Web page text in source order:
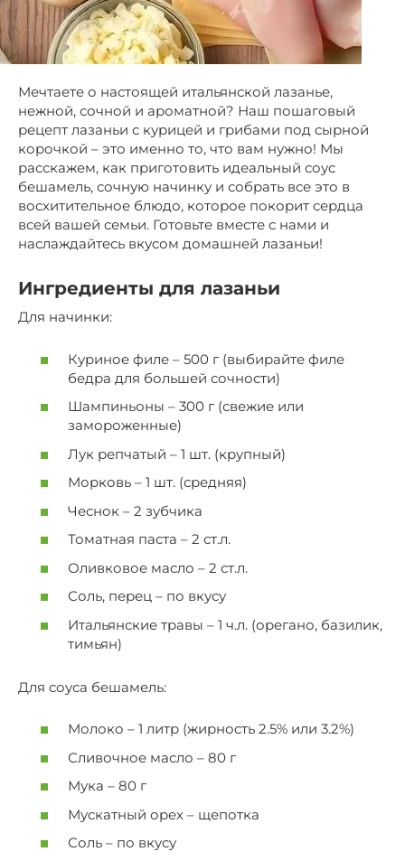
Мечтаете о настоящей итальянской лазанье,
нежной, сочной и ароматной? Наш пошаговый
рецепт лазаньи с курицей и грибами под сырной
корочкой – это именно то, что вам нужно! Мы
расскажем, как приготовить идеальный соус
бешамель, сочную начинку и собрать все это в
восхитительное блюдо, которое покорит сердца
всей вашей семьи. Готовьте вместе с нами и
наслаждайтесь вкусом домашней лазаньи!
Ингредиенты для лазаньи
Для начинки:
Куриное филе – 500 г (выбирайте филе
бедра для большей сочности)
Шампиньоны – 300 г (свежие или
замороженные)
Лук репчатый – 1 шт. (крупный)
Морковь – 1 шт. (средняя)
Чеснок – 2 зубчика
Томатная паста – 2 ст.л.
Оливковое масло – 2 ст.л.
Соль, перец – по вкусу
Итальянские травы – 1 ч.л. (орегано, базилик,
тимьян)
Для соуса бешамель:
Молоко – 1 литр (жирность 2.5% или 3.2%)
Сливочное масло – 80 г
Мука – 80 г
Мускатный орех – щепотка
Соль – по вкусу